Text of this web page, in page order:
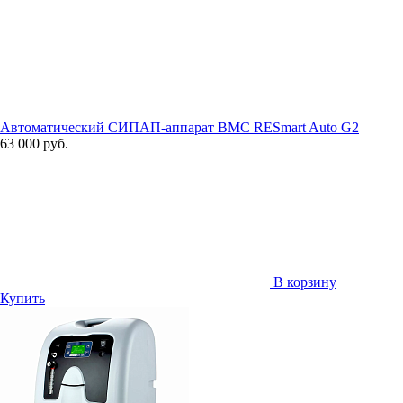
Автоматический СИПАП-аппарат BMC RESmart Auto G2
63 000 руб.
В корзину
Купить